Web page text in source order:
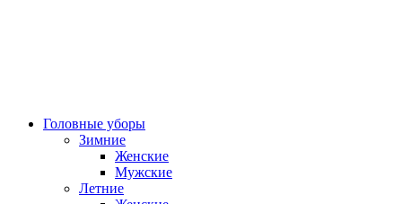
Головные уборы
Зимние
Женские
Мужские
Летние